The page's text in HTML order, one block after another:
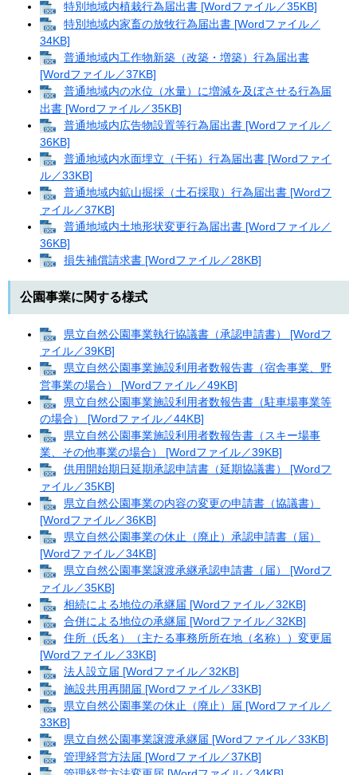
特別地域内植栽行為届出書 [Wordファイル／35KB]
特別地域内家畜の放牧行為届出書 [Wordファイル／
34KB]
普通地域内工作物新築（改築・増築）行為届出書
[Wordファイル／37KB]
普通地域内の水位（水量）に増減を及ぼさせる行為届
出書 [Wordファイル／35KB]
普通地域内広告物設置等行為届出書 [Wordファイル／
36KB]
普通地域内水面埋立（干拓）行為届出書 [Wordファイ
ル／33KB]
普通地域内鉱山掘採（土石採取）行為届出書 [Wordフ
ァイル／37KB]
普通地域内土地形状変更行為届出書 [Wordファイル／
36KB]
損失補償請求書 [Wordファイル／28KB]
公園事業に関する様式
県立自然公園事業執行協議書（承認申請書） [Wordフ
ァイル／39KB]
県立自然公園事業施設利用者数報告書（宿舎事業、野
営事業の場合） [Wordファイル／49KB]
県立自然公園事業施設利用者数報告書（駐車場事業等
の場合） [Wordファイル／44KB]
県立自然公園事業施設利用者数報告書（スキー場事
業、その他事業の場合） [Wordファイル／39KB]
供用開始期日延期承認申請書（延期協議書） [Wordフ
ァイル／35KB]
県立自然公園事業の内容の変更の申請書（協議書）
[Wordファイル／36KB]
県立自然公園事業の休止（廃止）承認申請書（届）
[Wordファイル／34KB]
県立自然公園事業譲渡承継承認申請書（届） [Wordフ
ァイル／35KB]
相続による地位の承継届 [Wordファイル／32KB]
合併による地位の承継届 [Wordファイル／32KB]
住所（氏名）（主たる事務所所在地（名称））変更届
[Wordファイル／33KB]
法人設立届 [Wordファイル／32KB]
施設共用再開届 [Wordファイル／33KB]
県立自然公園事業の休止（廃止）届 [Wordファイル／
33KB]
県立自然公園事業譲渡承継届 [Wordファイル／33KB]
管理経営方法届 [Wordファイル／37KB]